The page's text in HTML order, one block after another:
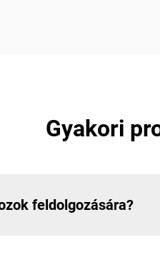
Gyakori
feldolgozására?